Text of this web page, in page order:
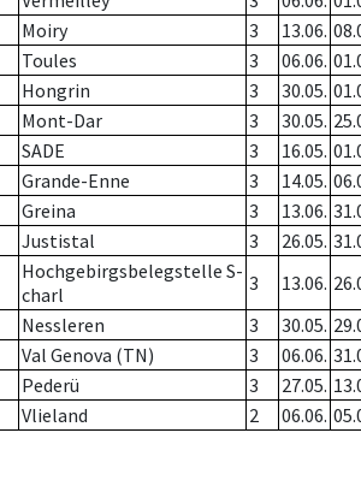
Moiry 3 13.06.
Toules 3 06.06.
Hongrin 3 30.05.
Mont-Dar 3 30.05.
SADE 3 16.05.
Grande-Enne 3 14.05.
Greina 3 13.06.
Justistal 3 26.05.
Hochgebirgsbelegstelle S-
charl
3 13.06.
Nessleren 3 30.05.
Val Genova (TN) 3 06.06.
Pederü 3 27.05.
Vlieland 2 06.06.